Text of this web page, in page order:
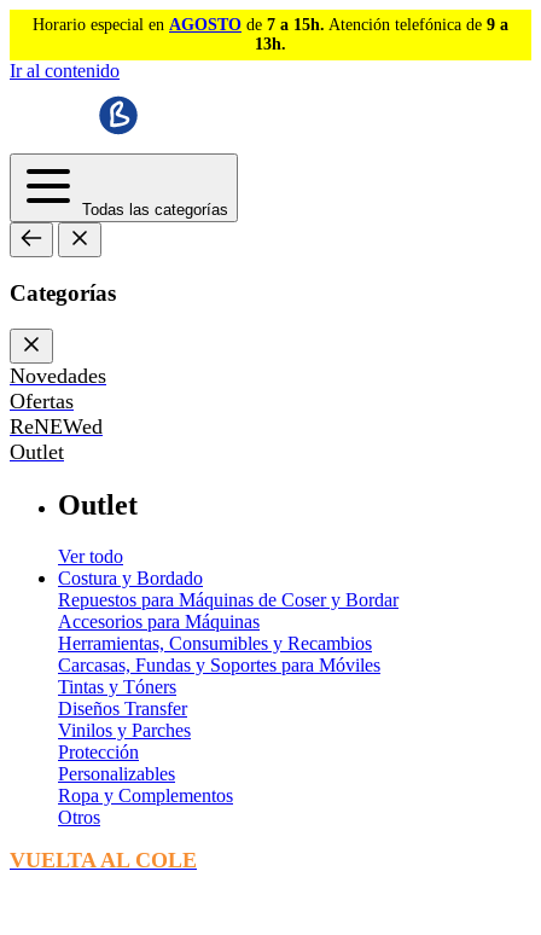
Horario especial en AGOSTO de 7 a 15h. Atención telefónica de 9 a
13h.
Ir al contenido
Todas las categorías
Categorías
Novedades
Ofertas
ReNEWed
Outlet
Outlet
Ver todo
Costura y Bordado
Repuestos para Máquinas de Coser y Bordar
Accesorios para Máquinas
Herramientas, Consumibles y Recambios
Carcasas, Fundas y Soportes para Móviles
Tintas y Tóners
Diseños Transfer
Vinilos y Parches
Protección
Personalizables
Ropa y Complementos
Otros
VUELTA AL COLE